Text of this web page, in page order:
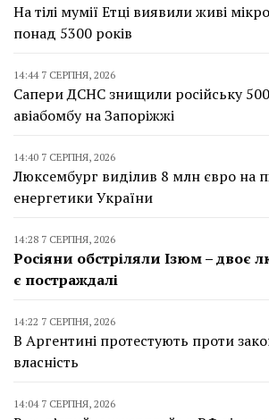
На тілі мумії Етці виявили живі
понад 5300 років
14:44 7 СЕРПНЯ, 2026
Сапери ДСНС знищили російську
авіабомбу на Запоріжжі
14:40 7 СЕРПНЯ, 2026
Люксембург виділив 8 млн євро на
енергетики України
14:28 7 СЕРПНЯ, 2026
Росіяни обстріляли Ізюм – двоє
є постраждалі
14:22 7 СЕРПНЯ, 2026
В Аргентині протестують проти
власність
14:04 7 СЕРПНЯ, 2026